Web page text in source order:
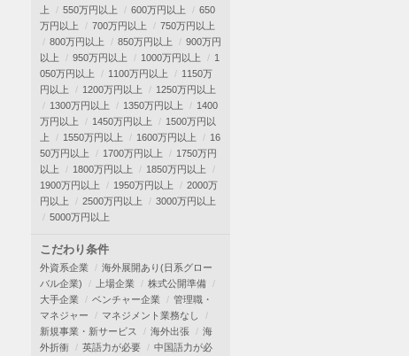
上
550万円以上 600万円以上
650
万円以上
700万円以上
750万円以上
800万円以上
850万円以上
900万円
以上
950万円以上 1000万円以上
1
050万円以上
1100万円以上
1150万
円以上
1200万円以上
1250万円以上
1300万円以上
1350万円以上
1400
万円以上
1450万円以上
1500万円以
上
1550万円以上 1600万円以上
16
50万円以上
1700万円以上
1750万円
以上
1800万円以上
1850万円以上
1900万円以上
1950万円以上
2000万
円以上
2500万円以上
3000万円以上
5000万円以上
こだわり条件
外資系企業
海外展開あり(日系グロー
バル企業)
上場企業
株式公開準備
大手企業
ベンチャー企業
管理職・
マネジャー
マネジメント業務なし
新規事業・新サービス
海外出張
海
外折衝
英語力が必要
中国語力が必